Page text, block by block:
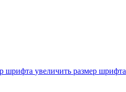
увеличить размер шрифта